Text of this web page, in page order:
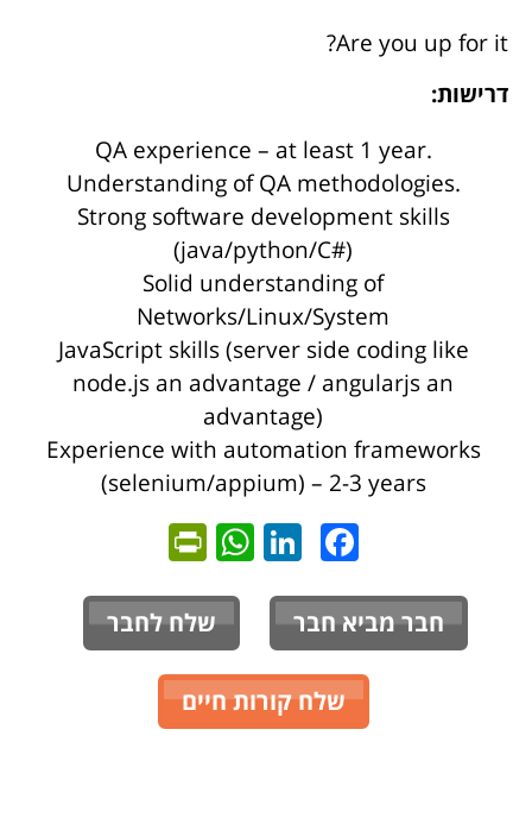
Are you up for it?
דרישות:
QA experience – at least 1 year.
Understanding of QA methodologies.
Strong software development skills
(java/python/C#)
Solid understanding of
Networks/Linux/System
JavaScript skills (server side coding like
node.js an advantage / angularjs an
advantage)
Experience with automation frameworks
(selenium/appium) – 2-3 years
Facebook
LinkedIn
WhatsApp
חבר מביא חבר שלח לחבר
שלח קורות חיים